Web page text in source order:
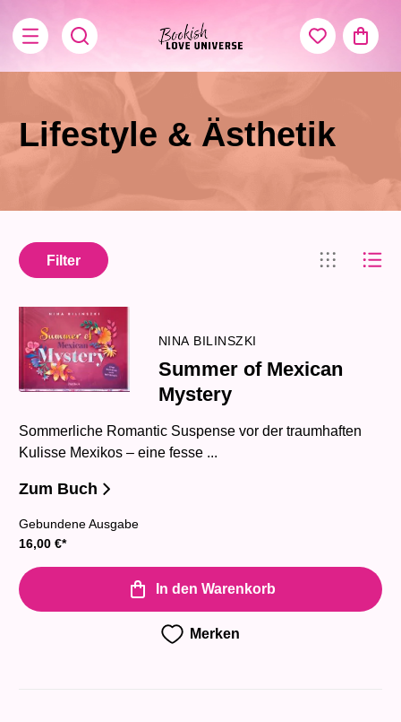
Lifestyle & Ästhetik
Filter
NINA BILINSZKI
Summer of Mexican
Mystery
Sommerliche Romantic Suspense vor der traumhaften
Kulisse Mexikos – eine fesse ...
Zum Buch
Gebundene Ausgabe
16,00 €*
In den Warenkorb
Merken